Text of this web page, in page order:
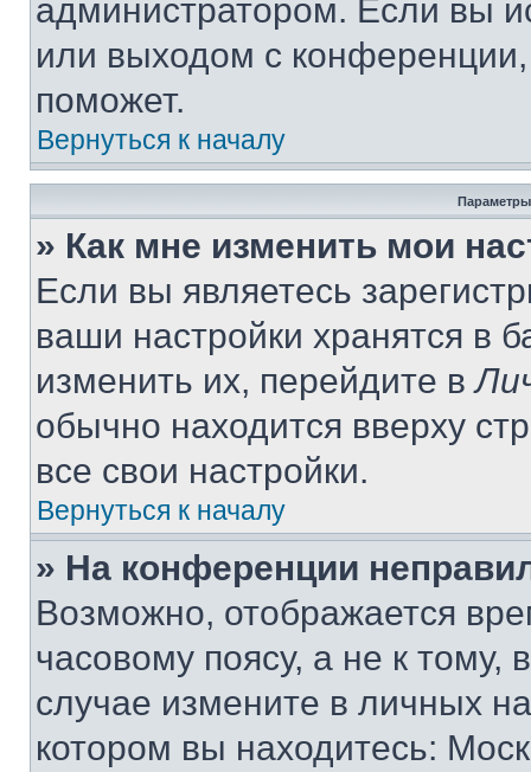
администратором. Если вы
или выходом с
поможет.
Вернуться к началу
Параметры
» Как мне изменить мои
Если вы являетесь
ваши настройки хранятся в
изменить их, перейдите в
обычно находится вверху
все свои настройки.
Вернуться к началу
» На конференции
Возможно, отображается
часовому поясу, а не к тому,
случае измените в личных
котором вы находитесь: